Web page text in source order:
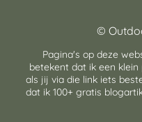
©
Pagina's op deze
betekent dat ik een
als jij via die link iets
dat ik 100+ gratis